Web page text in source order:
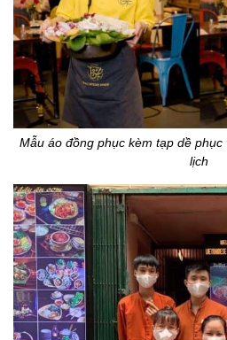
Mẫu áo đồng phục kèm tạp dề
lịch